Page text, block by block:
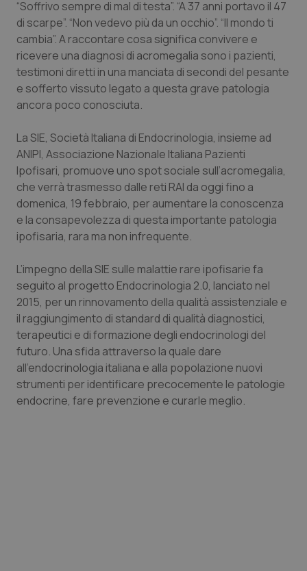
Calabria
Campania
Emilia-Romagna
Lazio
Liguria
Lombardia
Marche
Molise
Piemonte
Provincia Autonoma di Bolzano
Provincia Autonoma di Trento
Asma & BPCO
Car-T
Colesterolo & coronaropatie
Diabete & glucometri
Disturbi dell’umore
Dolore
Donna & Salute
Epatiti
HIV
Infezioni & Febbre
Ipertensione & Scompenso
“Soffrivo sempre di mal di testa”. “A 37 anni portavo il 47
di scarpe”. “Non vedevo più da un occhio”. “Il mondo ti
cambia”. A raccontare cosa significa convivere e
ricevere una diagnosi di acromegalia sono i pazienti,
testimoni diretti in una manciata di secondi del pesante
e sofferto vissuto legato a questa grave patologia
ancora poco conosciuta.
La SIE, Società Italiana di Endocrinologia, insieme ad
ANIPI, Associazione Nazionale Italiana Pazienti
Ipofisari, promuove uno spot sociale sull’acromegalia,
che verrà trasmesso dalle reti RAI da oggi fino a
domenica, 19 febbraio, per aumentare la conoscenza
e la consapevolezza di questa importante patologia
ipofisaria, rara ma non infrequente.
L’impegno della SIE sulle malattie rare ipofisarie fa
seguito al progetto Endocrinologia 2.0, lanciato nel
2015, per un rinnovamento della qualità assistenziale e
il raggiungimento di standard di qualità diagnostici,
terapeutici e di formazione degli endocrinologi del
futuro. Una sfida attraverso la quale dare
all’endocrinologia italiana e alla popolazione nuovi
strumenti per identificare precocemente le patologie
endocrine, fare prevenzione e curarle meglio.